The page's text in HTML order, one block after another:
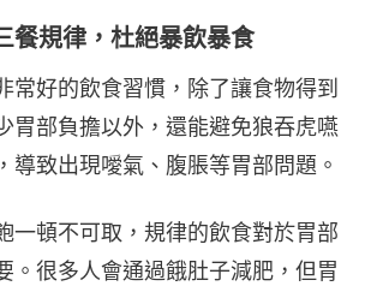
餐規律，杜絕暴飲暴食
常好的飲食習慣，除了讓食物得到
胃部負擔以外，還能避免狼吞虎嚥
導致出現噯氣、腹脹等胃部問題。
一頓不可取，規律的飲食對於胃部
。很多人會通過餓肚子減肥，但胃